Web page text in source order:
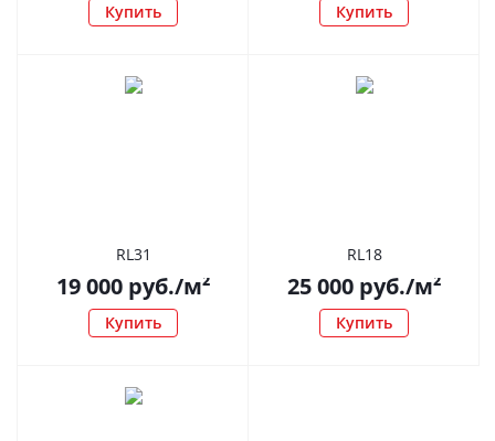
Купить Купить
RL31
19 000руб./м²
Купить
RL18
25 000руб./м²
Купить